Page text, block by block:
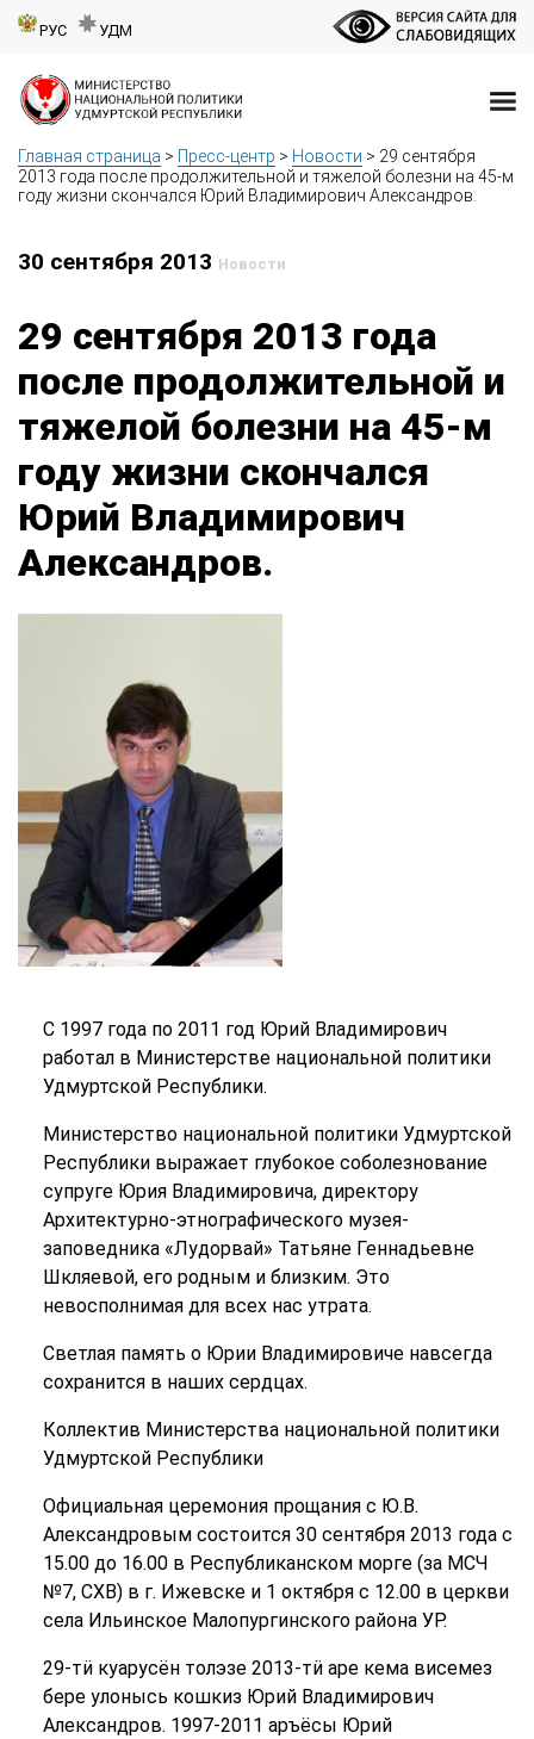
РУС УДМ
Главная страница > Пресс-центр > Новости > 29 сентября
2013 года после продолжительной и тяжелой болезни на 45-м
году жизни скончался Юрий Владимирович Александров.
30 сентября 2013 Новости
29 сентября 2013 года
после продолжительной и
тяжелой болезни на 45-м
году жизни скончался
Юрий Владимирович
Александров.
С 1997 года по 2011 год Юрий Владимирович
работал в Министерстве национальной политики
Удмуртской Республики.
Министерство национальной политики Удмуртской
Республики выражает глубокое соболезнование
супруге Юрия Владимировича, директору
Архитектурно-этнографического музея-
заповедника «Лудорвай» Татьяне Геннадьевне
Шкляевой, его родным и близким. Это
невосполнимая для всех нас утрата.
Светлая память о Юрии Владимировиче навсегда
сохранится в наших сердцах.
Коллектив Министерства национальной политики
Удмуртской Республики
Официальная церемония прощания с Ю.В.
Александровым состоится 30 сентября 2013 года с
15.00 до 16.00 в Республиканском морге (за МСЧ
№7, СХВ) в г. Ижевске и 1 октября с 12.00 в церкви
села Ильинское Малопургинского района УР.
29-тӥ куарусён толэзе 2013-тӥ аре кема висемез
бере улонысь кошкиз Юрий Владимирович
Александров. 1997-2011 аръёсы Юрий